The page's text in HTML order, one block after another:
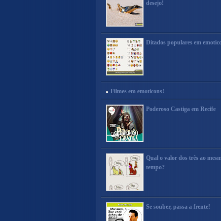
desejo!
Ditados populares em
Filmes em emoticons!
Poderoso Castiga em Recife
Qual o valor dos três ao
tempo?
Se souber, passa a frente!